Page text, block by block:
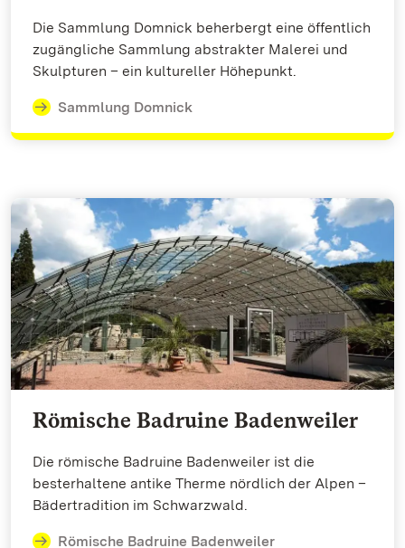
Die Sammlung Domnick beherbergt eine öffentlich
zugängliche Sammlung abstrakter Malerei und
Skulpturen – ein kultureller Höhepunkt.
Sammlung Domnick
Römische Badruine Badenweiler
Die römische Badruine Badenweiler ist die
besterhaltene antike Therme nördlich der Alpen –
Bädertradition im Schwarzwald.
Römische Badruine Badenweiler